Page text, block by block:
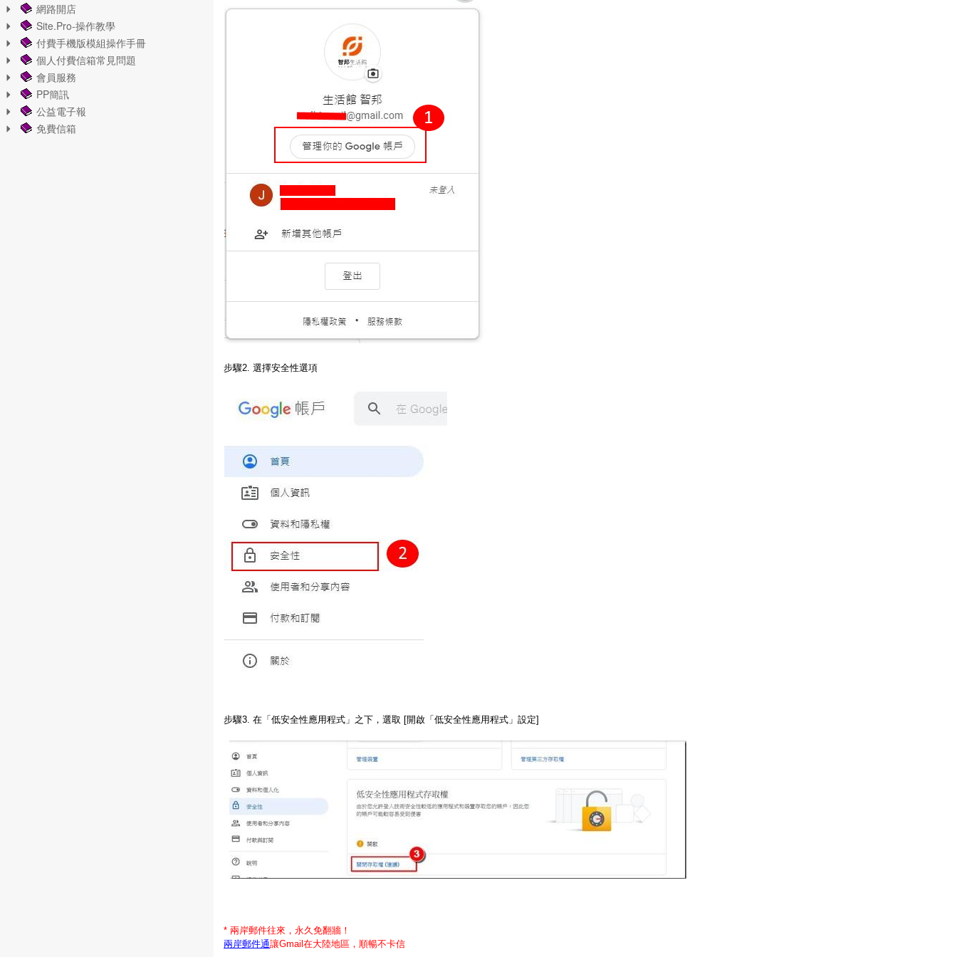
網路開店
Site.Pro-操作教學
付費手機版模組操作手冊
個人付費信箱常見問題
會員服務
PP簡訊
公益電子報
免費信箱
步驟2. 選擇安全性選項
步驟3. 在「低安全性應用程式」之下，選取 [開啟「低安全性應用程式」設定]
* 兩岸郵件往來，永久免翻牆！
兩岸郵件通讓Gmail在大陸地區，順暢不卡信